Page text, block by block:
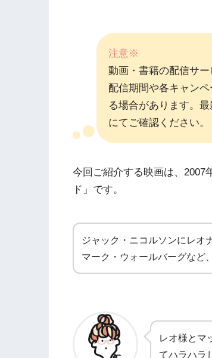
注意※
動画・書籍の配信サ
配信期間や各キャン
る場合があります。
にてご確認ください。
今回ご紹介する映画は、2007
ド」です。
ジャック・ニコルソンにレオ
マーク・ウォールバーグなど
レオ様とマ
てハラハラ